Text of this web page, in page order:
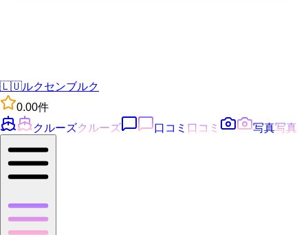
🇱🇺ルクセンブルク
0.00件
クルーズクルーズ 口コミ 口コミ 写真写真